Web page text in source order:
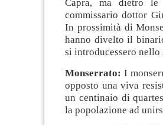
Capra, ma dietro
commissario dottor
In prossimità di
hanno divelto il
si introducessero nello
Monserrato: I
opposto una viva
un centinaio di
la popolazione ad